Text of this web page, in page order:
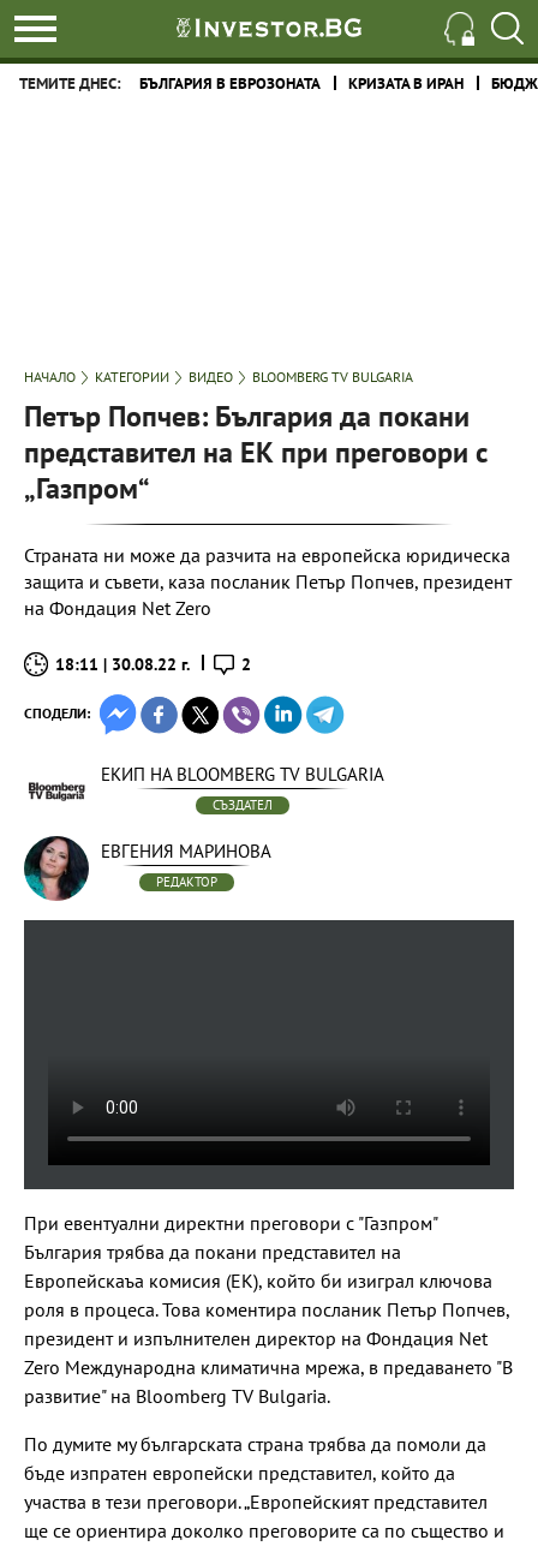
ТЕМИТЕ ДНЕС: БЪЛГАРИЯ В ЕВРОЗОНАТА КРИЗАТА В ИРАН
НАЧАЛО КАТЕГОРИИ ВИДЕО BLOOMBERG TV BULGARIA
Петър Попчев: България да покани
представител на ЕК при преговори с
„Газпром“
Страната ни може да разчита на европейска юридическа
защита и съвети, каза посланик Петър Попчев, президент
на Фондация Net Zero
18:11 | 30.08.22 г. 2
СПОДЕЛИ:
ЕКИП НА BLOOMBERG TV BULGARIA
СЪЗДАТЕЛ
ЕВГЕНИЯ МАРИНОВА
РЕДАКТОР
При евентуални директни преговори с "Газпром"
България трябва да покани представител на
Европейскаъа комисия (ЕК), който би изиграл ключова
роля в процеса. Това коментира посланик Петър Попчев,
президент и изпълнителен директор на Фондация Net
Zero Международна климатична мрежа, в предаването "В
развитие" на Bloomberg TV Bulgaria.
По думите му българската страна трябва да помоли да
бъде изпратен европейски представител, който да
участва в тези преговори. „Европейският представител
ще се ориентира доколко преговорите са по същество и